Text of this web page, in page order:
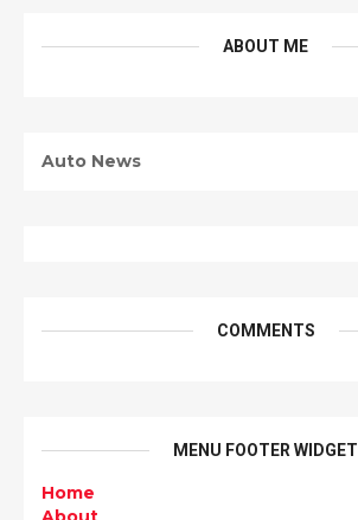
ABOUT ME
Auto News
COMMENTS
MENU FOOTER WIDGET
Home